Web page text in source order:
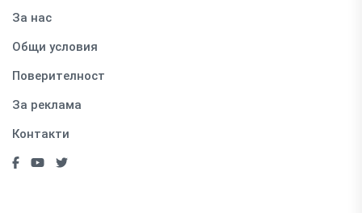
За нас
Общи условия
Поверителност
За реклама
Контакти